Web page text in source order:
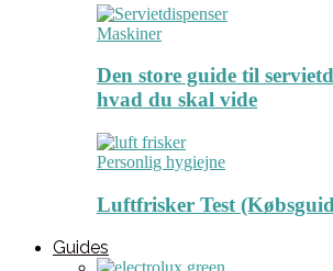
Maskiner
Den store guide til
hvad du skal vide
Personlig hygiejne
Luftfrisker Test
Guides